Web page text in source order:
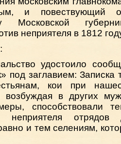
и повествующий о
Московской
неприятеля в 1812
удостоило
под заглавием: Записка
кои при
в других
способствовали
неприятеля
и тем селениям,